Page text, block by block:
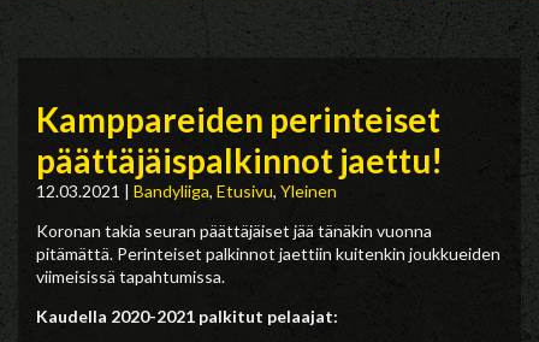
Kamppareiden perinteiset
päättäjäispalkinnot jaettu!
12.03.2021 | Bandyliiga, Etusivu, Yleinen
Koronan takia seuran päättäjäiset jää tänäkin vuonna
pitämättä. Perinteiset palkinnot jaettiin kuitenkin joukkueiden
viimeisissä tapahtumissa.
Kaudella 2020-2021 palkitut pelaajat: